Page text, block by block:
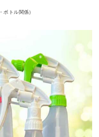
ボトル関係)